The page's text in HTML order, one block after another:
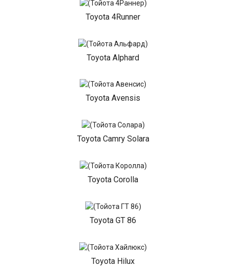
Toyota 4Runner
Toyota Alphard
Toyota Avensis
Toyota Camry Solara
Toyota Corolla
Toyota GT 86
Toyota Hilux